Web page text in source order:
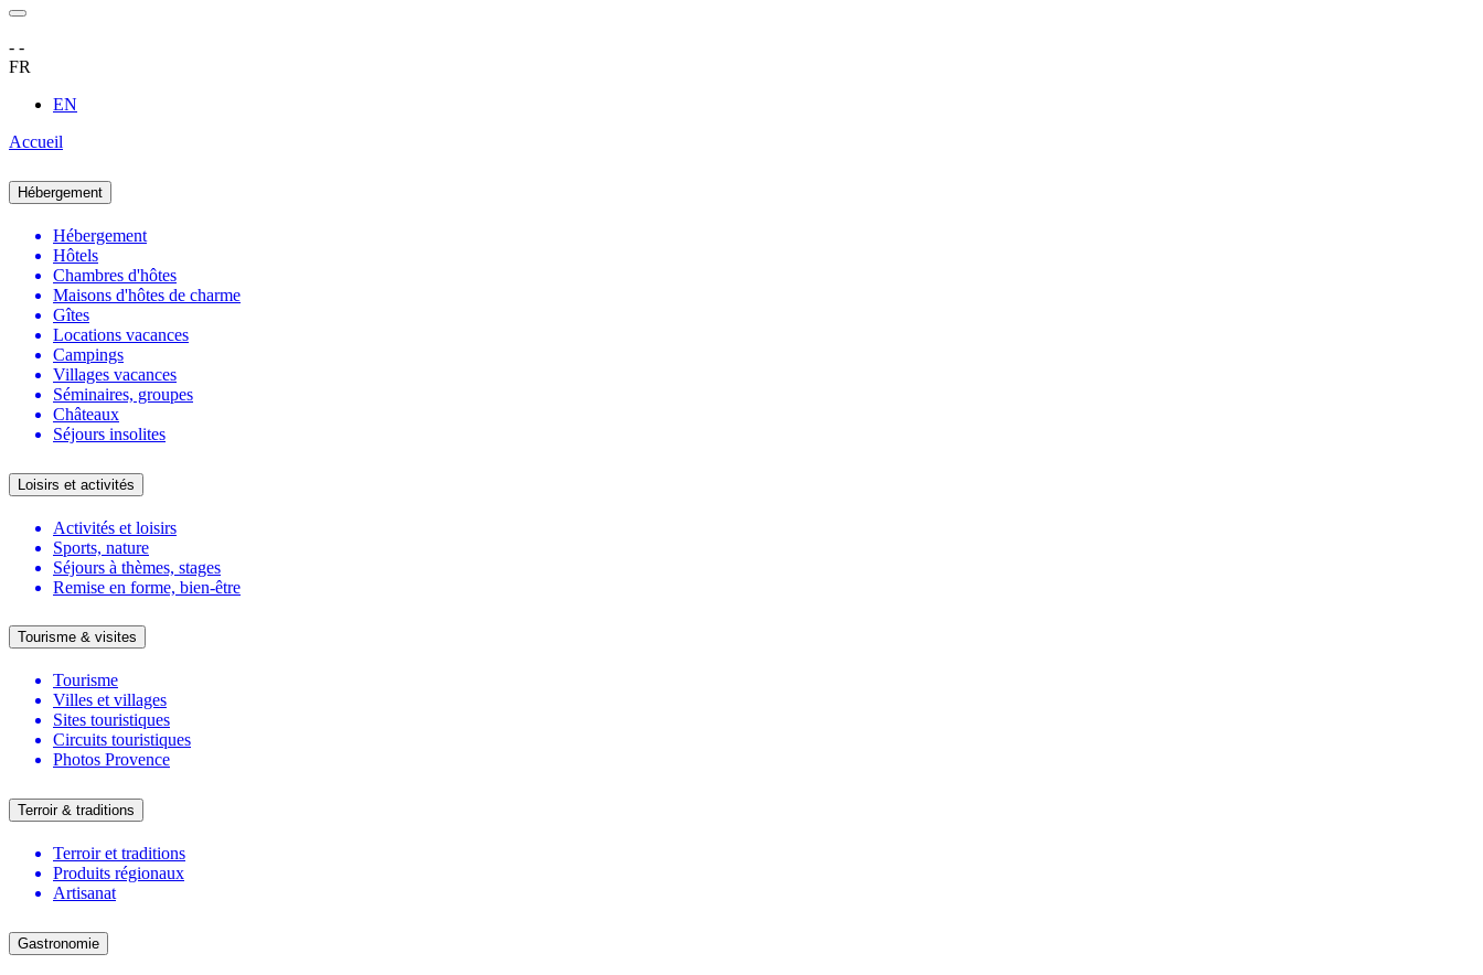
- -
FR
EN
Accueil
Hébergement
Hébergement
Hôtels
Chambres d'hôtes
Maisons d'hôtes de charme
Gîtes
Locations vacances
Campings
Villages vacances
Séminaires, groupes
Châteaux
Séjours insolites
Loisirs et activités
Activités et loisirs
Sports, nature
Séjours à thèmes, stages
Remise en forme, bien-être
Tourisme & visites
Tourisme
Villes et villages
Sites touristiques
Circuits touristiques
Photos Provence
Terroir & traditions
Terroir et traditions
Produits régionaux
Artisanat
Gastronomie